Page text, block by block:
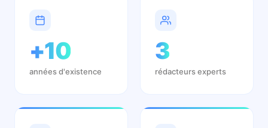
+10
années d'existence
3
rédacteurs experts